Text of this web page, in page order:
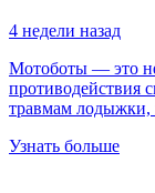
4 недели назад
Мотоботы — это не
противодействия
травмам
Узнать больше